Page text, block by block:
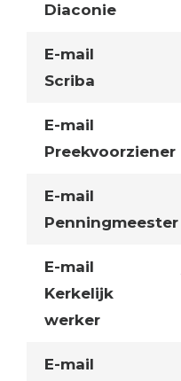
Diaconie
E-mail
Scriba
E-mail
Preekvoorziener
E-mail
Penningmeester
E-mail
Kerkelijk
werker
E-mail